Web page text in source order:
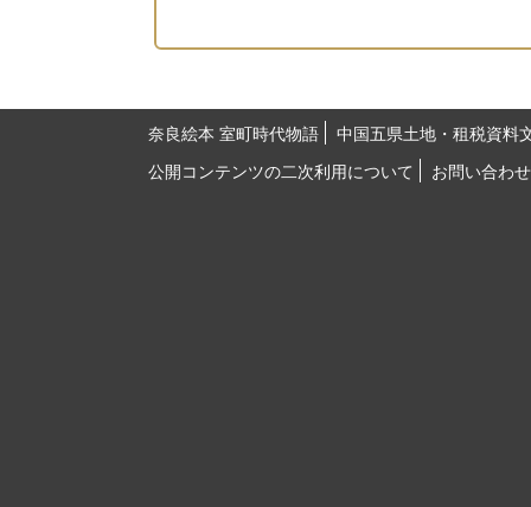
奈良絵本 室町時代物語
中国五県土地・租税資料
公開コンテンツの二次利用について
お問い合わせ